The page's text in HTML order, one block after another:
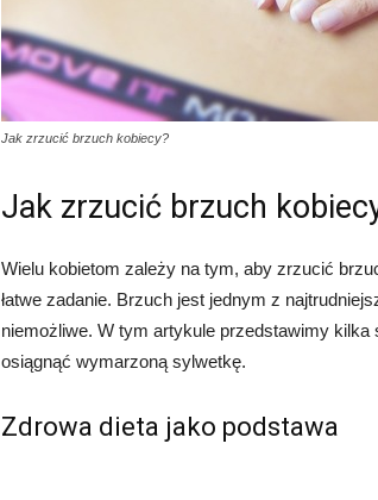
Jak zrzucić brzuch kobiecy?
Jak zrzucić brzuch
Wielu kobietom zależy na tym, aby zrzucić
łatwe zadanie. Brzuch jest jednym z
niemożliwe. W tym artykule przedstawimy
osiągnąć wymarzoną sylwetkę.
Zdrowa dieta jako podstawa